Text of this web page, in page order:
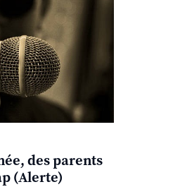
des parents
(Alerte)